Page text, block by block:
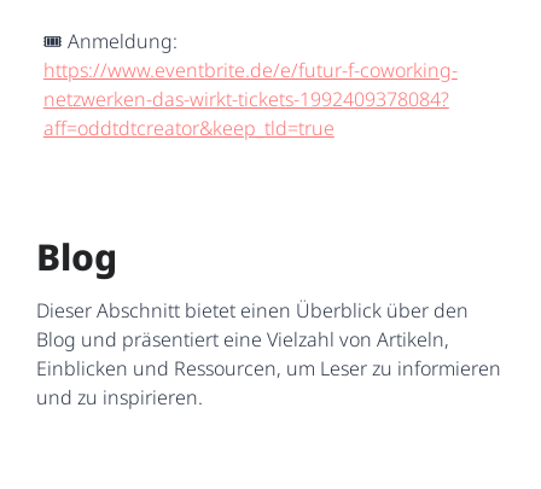
🎟️ Anmeldung:
https://www.eventbrite.de/e/futur-f-coworking-
netzwerken-das-wirkt-tickets-1992409378084?
aff=oddtdtcreator&keep_tld=true
Blog
Dieser Abschnitt bietet einen Überblick über den
Blog und präsentiert eine Vielzahl von Artikeln,
Einblicken und Ressourcen, um Leser zu informieren
und zu inspirieren.